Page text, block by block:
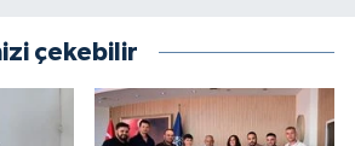
çekebilir